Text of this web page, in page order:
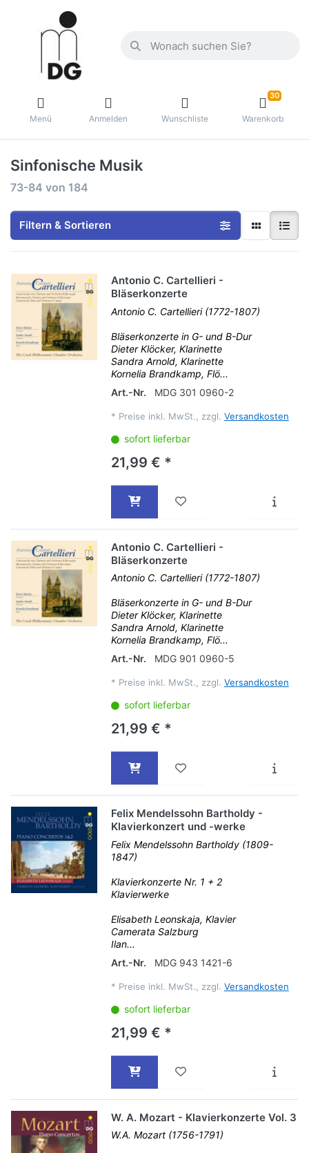
Menü Anmelden Wunschliste
30
Warenkorb
Sinfonische Musik
73-84 von 184
Filtern & Sortieren
Antonio C. Cartellieri -
Bläserkonzerte
Antonio C. Cartellieri (1772-1807)
Bläserkonzerte in G- und B-Dur
Dieter Klöcker, Klarinette
Sandra Arnold, Klarinette
Kornelia Brandkamp, Flö...
Art.-Nr.
MDG 301 0960-2
* Preise inkl. MwSt., zzgl. Versandkosten
sofort lieferbar
21,99 € *
Antonio C. Cartellieri -
Bläserkonzerte
Antonio C. Cartellieri (1772-1807)
Bläserkonzerte in G- und B-Dur
Dieter Klöcker, Klarinette
Sandra Arnold, Klarinette
Kornelia Brandkamp, Flö...
Art.-Nr.
MDG 901 0960-5
* Preise inkl. MwSt., zzgl. Versandkosten
sofort lieferbar
21,99 € *
Felix Mendelssohn Bartholdy -
Klavierkonzert und -werke
Felix Mendelssohn Bartholdy (1809-
1847)
Klavierkonzerte Nr. 1 + 2
Klavierwerke
Elisabeth Leonskaja, Klavier
Camerata Salzburg
Ilan...
Art.-Nr.
MDG 943 1421-6
* Preise inkl. MwSt., zzgl. Versandkosten
sofort lieferbar
21,99 € *
W. A. Mozart - Klavierkonzerte Vol. 3
W.A. Mozart (1756-1791)